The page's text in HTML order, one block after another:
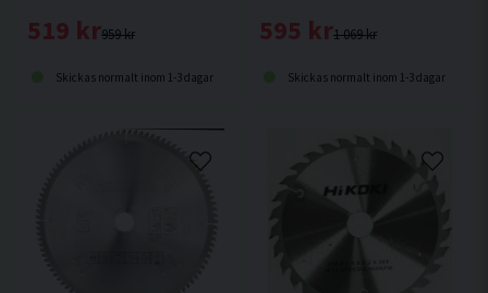
959 kr
519 kr
Skickas normalt inom 1-3 dagar
1 069 kr
595 kr
Skickas normalt inom 1-3 dagar